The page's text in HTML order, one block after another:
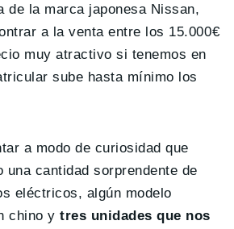
de la marca japonesa Nissan,
a la venta entre los 15.000€
muy atractivo si tenemos en
sube hasta mínimo los
a modo de curiosidad que
una cantidad sorprendente de
eléctricos, algún modelo
chino y tres unidades que nos